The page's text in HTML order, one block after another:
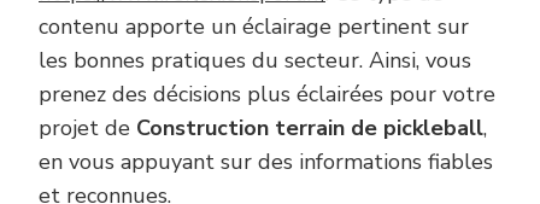
contenu apporte un éclairage pertinent sur
les bonnes pratiques du secteur. Ainsi, vous
prenez des décisions plus éclairées pour votre
projet de Construction terrain de pickleball,
en vous appuyant sur des informations fiables
et reconnues.